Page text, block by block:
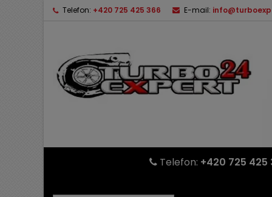
Telefon: +420 725 425 366 E-mail:
Telefon: +420 725 425